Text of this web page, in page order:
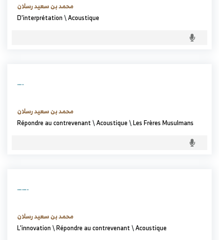
محمد بن سعيد رسلان
D'interprétation\Acoustique
….
محمد بن سعيد رسلان
Répondre au contrevenant\Acoustique\Les Frères Musulmans
…….
محمد بن سعيد رسلان
L'innovation\Répondre au contrevenant\Acoustique